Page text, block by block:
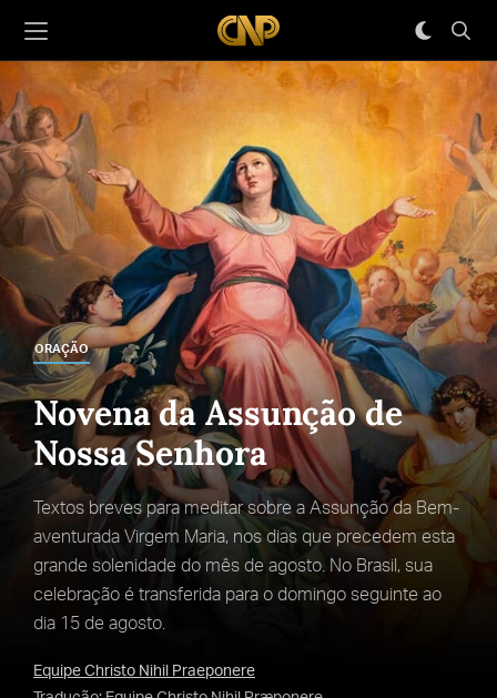
ORAÇÃO
Novena da Assunção de
Nossa Senhora
Textos breves para meditar sobre a Assunção da Bem-
aventurada Virgem Maria, nos dias que precedem esta
grande solenidade do mês de agosto. No Brasil, sua
celebração é transferida para o domingo seguinte ao
dia 15 de agosto.
Equipe Christo Nihil Praeponere